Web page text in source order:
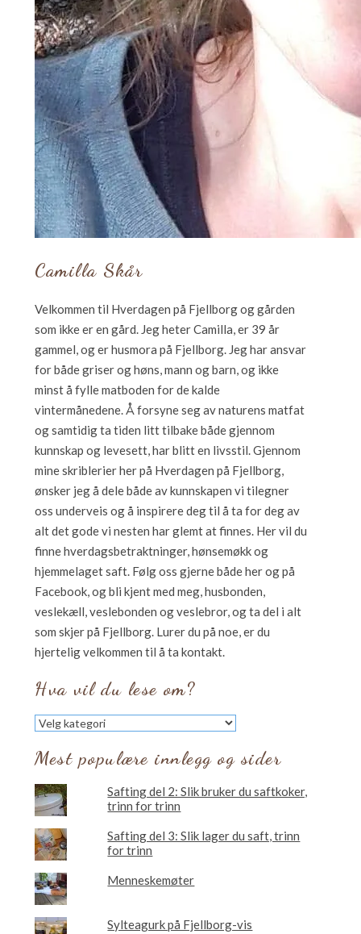
Camilla Skår
Velkommen til Hverdagen på Fjellborg og gården
som ikke er en gård. Jeg heter Camilla, er 39 år
gammel, og er husmora på Fjellborg. Jeg har ansvar
for både griser og høns, mann og barn, og ikke
minst å fylle matboden for de kalde
vintermånedene. Å forsyne seg av naturens matfat
og samtidig ta tiden litt tilbake både gjennom
kunnskap og levesett, har blitt en livsstil. Gjennom
mine skriblerier her på Hverdagen på Fjellborg,
ønsker jeg å dele både av kunnskapen vi tilegner
oss underveis og å inspirere deg til å ta for deg av
alt det gode vi nesten har glemt at finnes. Her vil du
finne hverdagsbetraktninger, hønsemøkk og
hjemmelaget saft. Følg oss gjerne både her og på
Facebook, og bli kjent med meg, husbonden,
veslekæll, veslebonden og veslebror, og ta del i alt
som skjer på Fjellborg. Lurer du på noe, er du
hjertelig velkommen til å ta kontakt.
Hva vil du lese om?
Hva
vil
du
lese
Mest populære innlegg og sider
Safting del 2: Slik bruker du saftkoker,
trinn for trinn
Safting del 3: Slik lager du saft, trinn
for trinn
Menneskemøter
Sylteagurk på Fjellborg-vis